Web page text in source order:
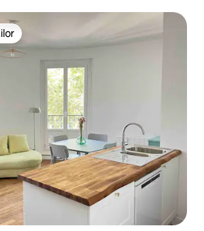
Alegerea oaspeților